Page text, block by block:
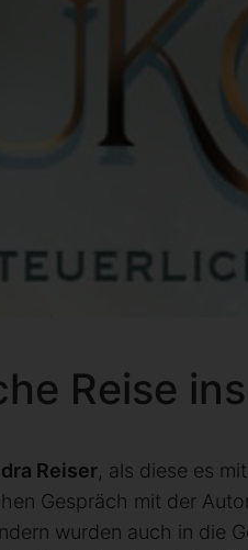
Reise
Reiser, als diese es
Gespräch mit der
wurden auch in die